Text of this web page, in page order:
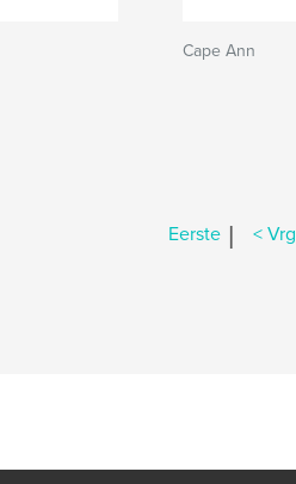
Cape Ann
Eerste | < Vrg